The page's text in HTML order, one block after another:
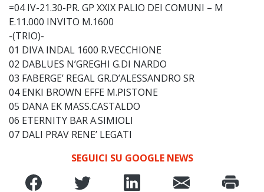
=04 IV-21.30-PR. GP XXIX PALIO DEI COMUNI – M
E.11.000 INVITO M.1600
-(TRIO)-
01 DIVA INDAL 1600 R.VECCHIONE
02 DABLUES N’GREGHI G.DI NARDO
03 FABERGE’ REGAL GR.D’ALESSANDRO SR
04 ENKI BROWN EFFE M.PISTONE
05 DANA EK MASS.CASTALDO
06 ETERNITY BAR A.SIMIOLI
07 DALI PRAV RENE’ LEGATI
SEGUICI SU GOOGLE NEWS